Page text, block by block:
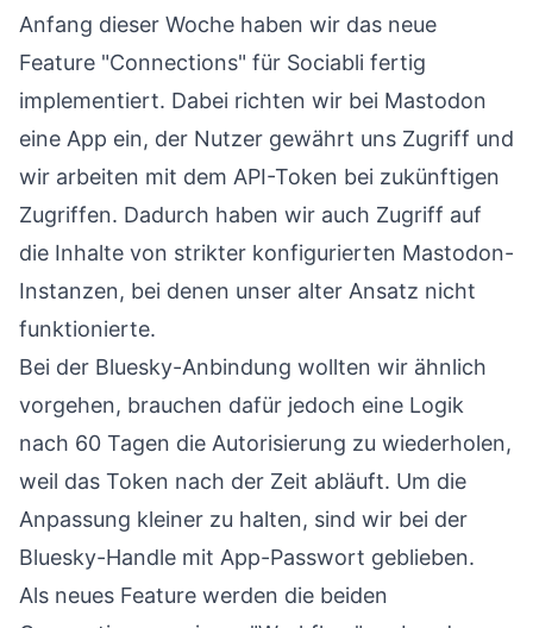
Anfang dieser Woche haben wir das neue
Feature "Connections" für Sociabli fertig
implementiert. Dabei richten wir bei Mastodon
eine App ein, der Nutzer gewährt uns Zugriff und
wir arbeiten mit dem API-Token bei zukünftigen
Zugriffen. Dadurch haben wir auch Zugriff auf
die Inhalte von strikter konfigurierten Mastodon-
Instanzen, bei denen unser alter Ansatz nicht
funktionierte.
Bei der Bluesky-Anbindung wollten wir ähnlich
vorgehen, brauchen dafür jedoch eine Logik
nach 60 Tagen die Autorisierung zu wiederholen,
weil das Token nach der Zeit abläuft. Um die
Anpassung kleiner zu halten, sind wir bei der
Bluesky-Handle mit App-Passwort geblieben.
Als neues Feature werden die beiden